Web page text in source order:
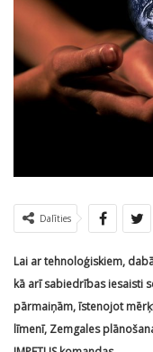
Dalīties
Lai ar tehnoloģiskiem,
kā arī sabiedrības iesaisti
pārmaiņām, īstenojot
līmenī, Zemgales